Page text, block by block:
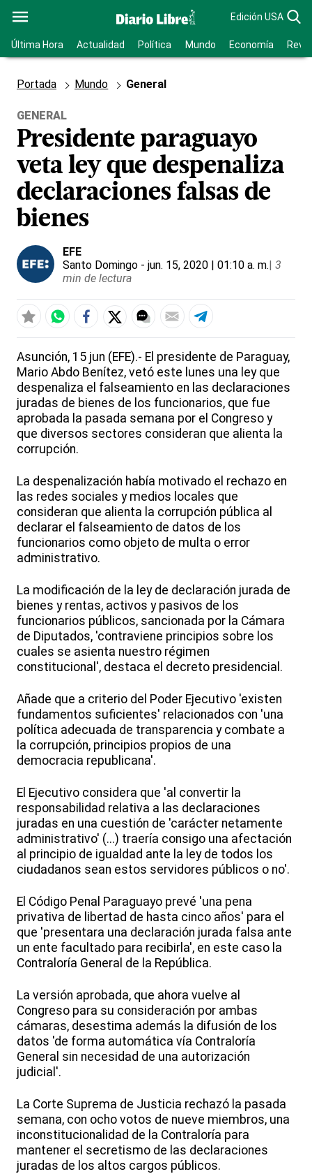
Edición USA
Última Hora Actualidad Política Mundo Economía
Portada Mundo General
GENERAL
Presidente paraguayo
veta ley que despenaliza
declaraciones falsas de
bienes
EFE
Santo Domingo - jun. 15, 2020 | 01:10 a. m.| 3
min de lectura
Asunción, 15 jun (EFE).- El presidente de Paraguay,
Mario Abdo Benítez, vetó este lunes una ley que
despenaliza el falseamiento en las declaraciones
juradas de bienes de los funcionarios, que fue
aprobada la pasada semana por el Congreso y
que diversos sectores consideran que alienta la
corrupción.
La despenalización había motivado el rechazo en
las redes sociales y medios locales que
consideran que alienta la corrupción pública al
declarar el falseamiento de datos de los
funcionarios como objeto de multa o error
administrativo.
La modificación de la ley de declaración jurada de
bienes y rentas, activos y pasivos de los
funcionarios públicos, sancionada por la Cámara
de Diputados, 'contraviene principios sobre los
cuales se asienta nuestro régimen
constitucional', destaca el decreto presidencial.
Añade que a criterio del Poder Ejecutivo 'existen
fundamentos suficientes' relacionados con 'una
política adecuada de transparencia y combate a
la corrupción, principios propios de una
democracia republicana'.
El Ejecutivo considera que 'al convertir la
responsabilidad relativa a las declaraciones
juradas en una cuestión de 'carácter netamente
administrativo' (...) traería consigo una afectación
al principio de igualdad ante la ley de todos los
ciudadanos sean estos servidores públicos o no'.
El Código Penal Paraguayo prevé 'una pena
privativa de libertad de hasta cinco años' para el
que 'presentara una declaración jurada falsa ante
un ente facultado para recibirla', en este caso la
Contraloría General de la República.
La versión aprobada, que ahora vuelve al
Congreso para su consideración por ambas
cámaras, desestima además la difusión de los
datos 'de forma automática vía Contraloría
General sin necesidad de una autorización
judicial'.
La Corte Suprema de Justicia rechazó la pasada
semana, con ocho votos de nueve miembros, una
inconstitucionalidad de la Contraloría para
mantener el secretismo de las declaraciones
juradas de los altos cargos públicos.